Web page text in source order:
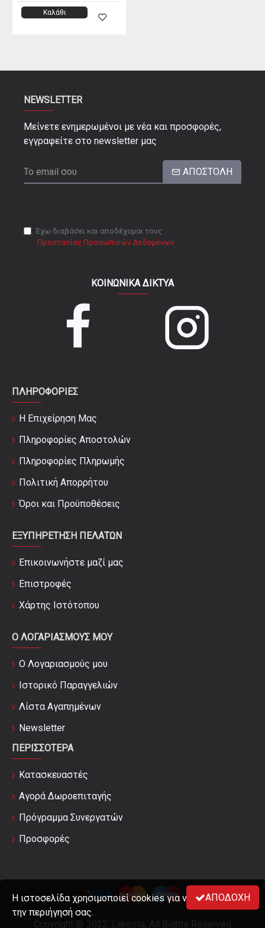
Καλάθι
NEWSLETTER
Μείνετε ενημερωμένοι με νέα και προσφορές,
εγγραφείτε στο newsletter μας
ΑΠΟΣΤΟΛΉ
Έχω διαβάσει και αποδέχομαι τους
Προστασίας Προσωπικών Δεδομένων
ΚΟΙΝΩΝΙΚΆ ΔΊΚΤΥΑ
ΠΛΗΡΟΦΟΡΊΕΣ
Η Επιχείρηση Μας
Πληροφορίες Αποστολών
Πληροφορίες Πληρωμής
Πολιτική Απορρήτου
Όροι και Προϋποθέσεις
ΕΞΥΠΗΡΈΤΗΣΗ ΠΕΛΑΤΏΝ
Επικοινωνήστε μαζί μας
Επιστροφές
Χάρτης Ιστότοπου
Ο ΛΟΓΑΡΙΑΣΜΟΎΣ ΜΟΥ
Ο Λογαριασμούς μου
Ιστορικό Παραγγελιών
Λίστα Αγαπημένων
Newsletter
ΠΕΡΙΣΣΌΤΕΡΑ
Κατασκευαστές
Αγορά Δωροεπιταγής
Πρόγραμμα Συνεργατών
Προσφορές
Copyright @ 2022, Lakosta, All Rights Reserved
ΑΠΟΔΟΧΉ
Η ιστοσελίδα χρησιμοποιεί cookies για να βελτιώσει
την περιήγησή σας.